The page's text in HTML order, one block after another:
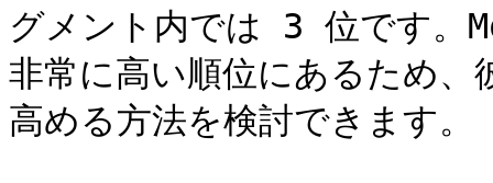
グメント内では 3 位です
非常に高い順位にあるため
高める方法を検討できます。